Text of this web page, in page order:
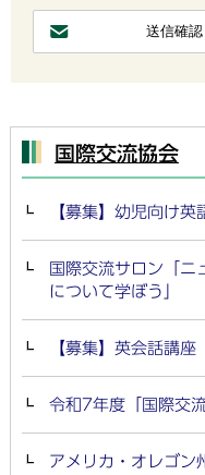
国際交流協会
【募集】幼児向け英
国際交流サロン「ニ
について学ぼう」
【募集】英会話講座
令和7年度「国際交
アメリカ・オレゴン